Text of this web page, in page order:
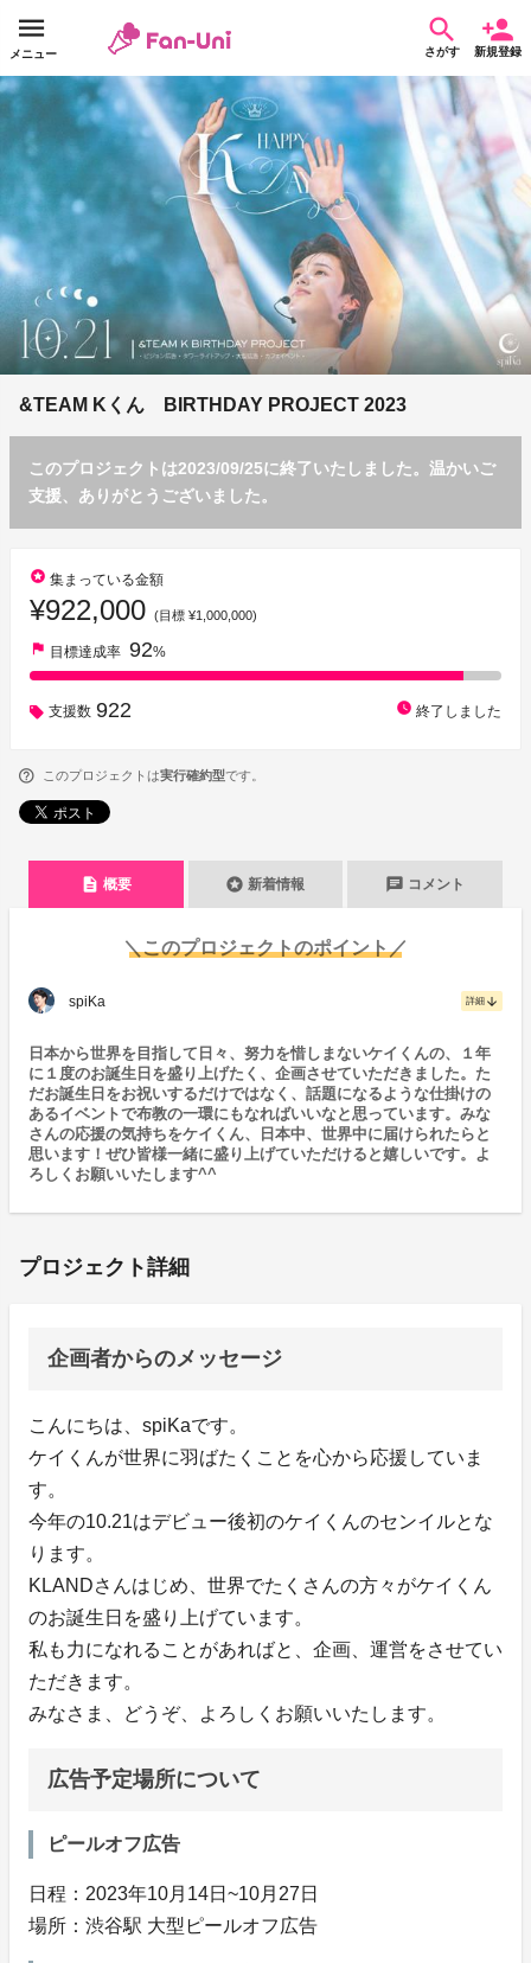
メニュー さがす 新規登録
&TEAM Kくん BIRTHDAY PROJECT 2023
このプロジェクトは2023/09/25に終了いたしました。温かいご
支援、ありがとうございました。
stars 集まっている金額
¥922,000 (目標 ¥1,000,000)
flag 目標達成率 92%
支援数 922 watch_later 終了しました
このプロジェクトは実行確約型です。
description 概要 stars 新着情報 chat コメント
＼このプロジェクトのポイント／
spiKa 詳細 arrow_downward
日本から世界を目指して日々、努力を惜しまないケイくんの、１年
に１度のお誕生日を盛り上げたく、企画させていただきました。た
だお誕生日をお祝いするだけではなく、話題になるような仕掛けの
あるイベントで布教の一環にもなればいいなと思っています。みな
さんの応援の気持ちをケイくん、日本中、世界中に届けられたらと
思います！ぜひ皆様一緒に盛り上げていただけると嬉しいです。よ
ろしくお願いいたします^^
プロジェクト詳細
企画者からのメッセージ
こんにちは、spiKaです。
ケイくんが世界に羽ばたくことを心から応援していま
す。
今年の10.21はデビュー後初のケイくんのセンイルとな
ります。
KLANDさんはじめ、世界でたくさんの方々がケイくん
のお誕生日を盛り上げています。
私も力になれることがあればと、企画、運営をさせてい
ただきます。
みなさま、どうぞ、よろしくお願いいたします。
広告予定場所について
ピールオフ広告
日程：2023年10月14日~10月27日
場所：渋谷駅 大型ピールオフ広告